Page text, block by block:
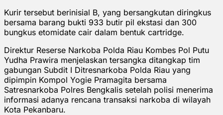
Kurir tersebut berinisial B, yang bersangkutan diringkus
bersama barang bukti 933 butir pil ekstasi dan 300
bungkus etomidate cair dalam bentuk cartridge.
Direktur Reserse Narkoba Polda Riau Kombes Pol Putu
Yudha Prawira menjelaskan tersangka ditangkap tim
gabungan Subdit I Ditresnarkoba Polda Riau yang
dipimpin Kompol Yogie Pramagita bersama
Satresnarkoba Polres Bengkalis setelah polisi menerima
informasi adanya rencana transaksi narkoba di wilayah
Kota Pekanbaru.